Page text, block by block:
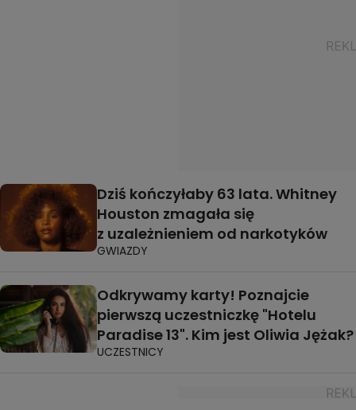
Dziś kończyłaby 63 lata. Whitney
Houston zmagała się
z uzależnieniem od narkotyków
GWIAZDY
Odkrywamy karty! Poznajcie
pierwszą uczestniczkę "Hotelu
Paradise 13". Kim jest Oliwia Jężak?
UCZESTNICY